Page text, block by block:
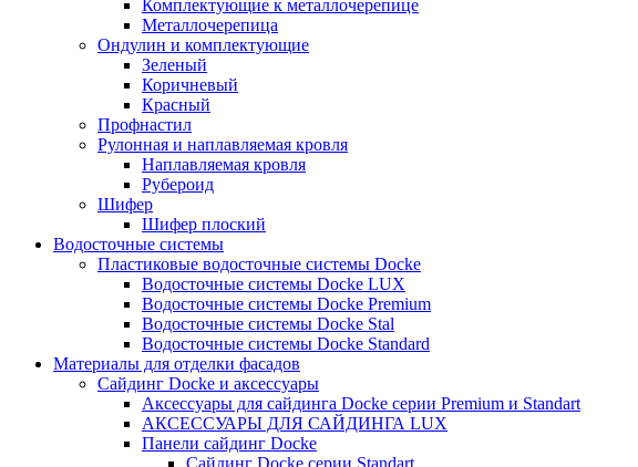
Комплектующие к металлочерепице
Металлочерепица
Ондулин и комплектующие
Зеленый
Коричневый
Красный
Профнастил
Рулонная и наплавляемая кровля
Наплавляемая кровля
Рубероид
Шифер
Шифер плоский
Водосточные системы
Пластиковые водосточные системы Docke
Водосточные системы Docke LUX
Водосточные системы Docke Premium
Водосточные системы Docke Stal
Водосточные системы Docke Standard
Материалы для отделки фасадов
Сайдинг Docke и аксессуары
Аксессуары для сайдинга Docke серии Premium и Standart
АКСЕССУАРЫ ДЛЯ САЙДИНГА LUX
Панели сайдинг Docke